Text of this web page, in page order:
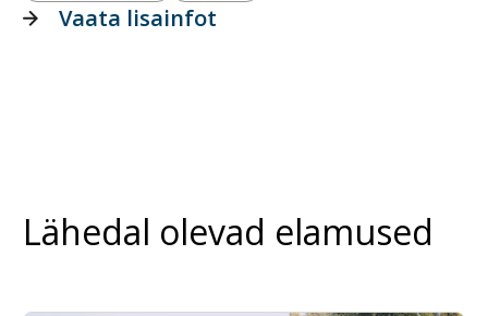
Vaata lisainfot
Lähedal olevad elamused